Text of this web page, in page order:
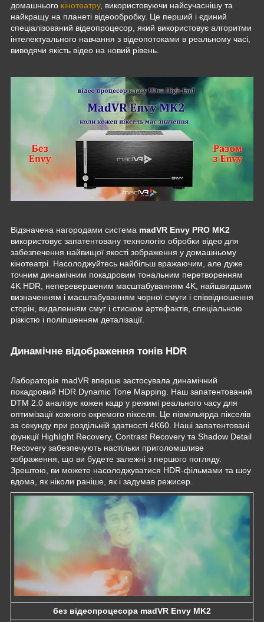
домашнього кінотеатру, використовуючи найсучаснішу та
найкращу на планеті відеообробку. Це перший і єдиний
спеціалізований відеопроцесор, який використовує алгоритми
інтелектуального навчання з відеопотоками в реальному часі,
виводячи якість відео на новий рівень.
Відзначена нагородами система madVR Envy PRO MK2
використовує запатентовану технологію обробки відео для
забезпечення найвищої якості зображення у домашньому
кінотеатрі. Насолоджуйтесь найбільш вражаючим, але дуже
точним динамічним покадровим тональним перетворенням
4K HDR, неперевершеним масштабуванням 4K, найшвидшим
визначенням і масштабуванням чорної смуги і співвідношення
сторін, видаленням смуг і стиском артефактів, спеціальною
різкістю і поліпшенням деталізації.
Динамічне відображення тонів HDR
Лабораторія madVR вперше застосувала динамічний
покадровий HDR Dynamic Tone Mapping. Наш запатентований
DTM 2.0 аналізує кожен кадр у режимі реального часу для
оптимізації кожного окремого пікселя. Це півмільярда пікселів
за секунду при роздільній здатності 4K60. Наші запатентовані
функції Highlight Recovery, Contrast Recovery та Shadow Detail
Recovery забезпечують настільки приголомшливе
зображення, що ви будете залежні з першого погляду.
Зрештою, ви можете насолоджуватися HDR-фільмами та шоу
вдома, як ніколи раніше, як і задумав режисер.
без відеопроцесора madVR Envy MK2